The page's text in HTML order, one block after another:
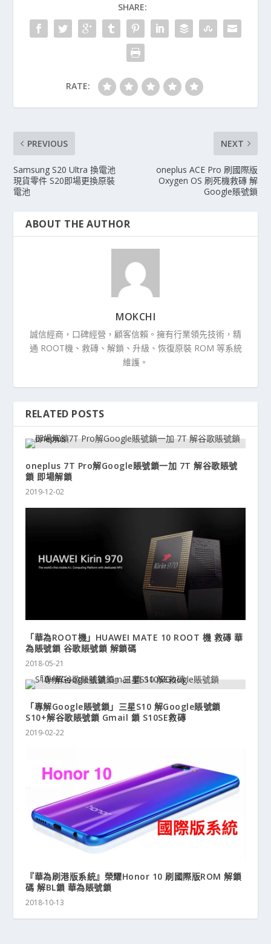
SHARE:
RATE:
PREVIOUS
Samsung S20 Ultra 換電池
現貨零件 S20即場更換原裝
電池
NEXT
oneplus ACE Pro 刷國際版
Oxygen OS 刷死機救磚 解
Google賬號鎖
ABOUT THE AUTHOR
MOKCHI
誠信經商，口碑經營，顧客信賴。擁有行業領先技術，精
通 ROOT機、救磚、解鎖、升級、恢復原裝 ROM 等系統
維護。
RELATED POSTS
oneplus 7T Pro解Google賬號鎖一加 7T 解谷歌賬號
鎖 即場解鎖
2019-12-02
「華為ROOT機」HUAWEI MATE 10 ROOT 機 救磚 華
為賬號鎖 谷歌賬號鎖 解鎖碼
2018-05-21
「專解Google賬號鎖」三星S10 解Google賬號鎖
S10+解谷歌賬號鎖 Gmail 鎖 S10SE救磚
2019-02-22
『華為刷港版系統』榮耀Honor 10 刷國際版ROM 解鎖
碼 解BL鎖 華為賬號鎖
2018-10-13